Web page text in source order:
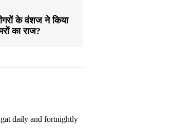
के वंशज ने किया
का राज?
daily and fortnightly